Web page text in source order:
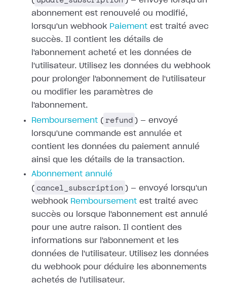
abonnement est renouvelé ou modifié,
lorsqu'un webhook Paiement est traité avec
succès. Il contient les détails de
l'abonnement acheté et les données de
l'utilisateur. Utilisez les données du webhook
pour prolonger l'abonnement de l'utilisateur
ou modifier les paramètres de
l'abonnement.
Remboursement ( refund ) — envoyé
lorsqu'une commande est annulée et
contient les données du paiement annulé
ainsi que les détails de la transaction.
Abonnement annulé
( cancel_subscription ) — envoyé lorsqu'un
webhook Remboursement est traité avec
succès ou
lorsque l'abonnement est annulé
pour une autre raison. Il contient des
informations sur l'abonnement et les
données de l'utilisateur. Utilisez les données
du webhook pour déduire les abonnements
achetés de l'utilisateur.